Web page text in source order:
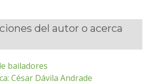
del autor o acerca
bailadores
César Dávila Andrade